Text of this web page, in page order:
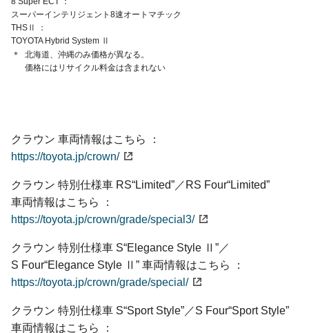
スーパーインテリジェント 8速オートマチック
THSⅡ
TOYOTA Hybrid System Ⅱ
＊
北海道、沖縄のみ価格が異なる。
価格にはリサイクル料金は含まれない
クラウン 車両情報はこちら
https://toyota.jp/crown/
クラウン 特別仕様車 RS“Limited”／ RS Four“Limited”
車両情報はこちら
https://toyota.jp/crown/grade/special3/
クラウン 特別仕様車 S“Elegance Style Ⅱ”／
S Four“Elegance Style Ⅱ” 車両情報はこちら
https://toyota.jp/crown/grade/special/
クラウン 特別仕様車 S“Sport Style”／S Four“Sport Style”
車両情報はこちら